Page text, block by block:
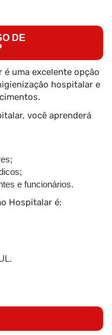
DE
é uma excelente opção
hospitalar e
você aprenderá
e funcionários.
Hospitalar é: